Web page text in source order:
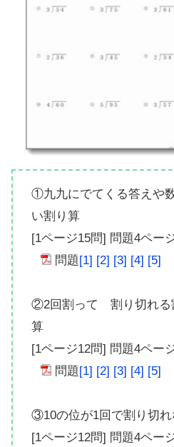
①九九にでてくる答えや
い割り算
[1ページ15問] 問題4ペー
問題 [1] [2] [3] [4] [5]
②2回割って 割り切れる
算
[1ページ12問] 問題4ペー
問題 [1] [2] [3] [4] [5]
③10の位が1回で割り切れ
[1ページ12問] 問題4ペー